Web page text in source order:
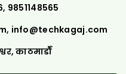
9851148565
, info@techkagaj.com
काठमाडौँ